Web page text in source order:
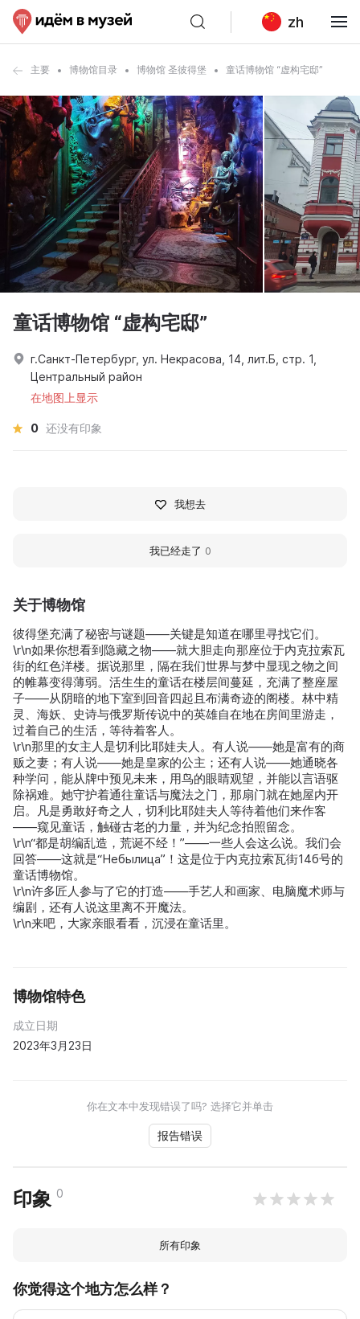
zh
主要 博物馆目录 博物馆 圣彼得堡 童话博物馆 “虚构宅邸”
关于博物馆
彼得堡充满了秘密与谜题——关键是知道在哪里寻找它们。
\r\n如果你想看到隐藏之物——就大胆走向那座位于内克拉索瓦
街的红色洋楼。据说那里，隔在我们世界与梦中显现之物之间
的帷幕变得薄弱。活生生的童话在楼层间蔓延，充满了整座屋
子——从阴暗的地下室到回音四起且布满奇迹的阁楼。林中精
灵、海妖、史诗与俄罗斯传说中的英雄自在地在房间里游走，
过着自己的生活，等待着客人。
\r\n那里的女主人是切利比耶娃夫人。有人说——她是富有的商
贩之妻；有人说——她是皇家的公主；还有人说——她通晓各
种学问，能从牌中预见未来，用鸟的眼睛观望，并能以言语驱
除祸难。她守护着通往童话与魔法之门，那扇门就在她屋内开
启。凡是勇敢好奇之人，切利比耶娃夫人等待着他们来作客
——窥见童话，触碰古老的力量，并为纪念拍照留念。
\r\n“都是胡编乱造，荒诞不经！”——一些人会这么说。我们会
回答——这就是“Небылица”！这是位于内克拉索瓦街14б号的
童话博物馆。
\r\n许多匠人参与了它的打造——手艺人和画家、电脑魔术师与
编剧，还有人说这里离不开魔法。
\r\n来吧，大家亲眼看看，沉浸在童话里。
博物馆特色
成立日期
2023年3月23日
你在文本中发现错误了吗? 选择它并单击
报告错误
印象 0
所有印象
你觉得这个地方怎么样？
童话博物馆 “虚构宅邸”
г.Санкт-Петербург, ул. Некрасова, 14, лит.Б, стр. 1,
Центральный район
在地图上显示
0 还没有印象
我想去
我已经走了 0